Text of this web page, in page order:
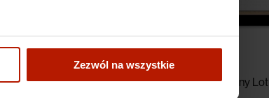
Zezwól na wszystkie
- Tralaloskop Józef Wilkoń - Leśny Lot